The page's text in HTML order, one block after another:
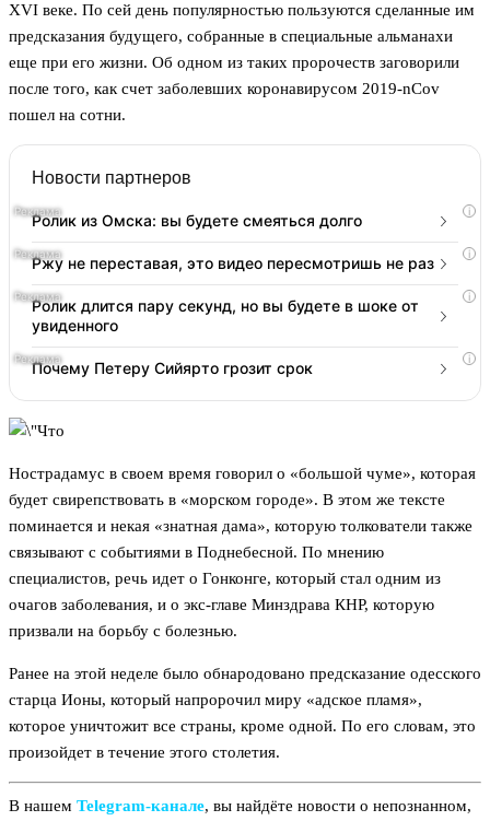
XVI веке. По сей день популярностью пользуются сделанные им
предсказания будущего, собранные в специальные альманахи
еще при его жизни. Об одном из таких пророчеств заговорили
после того, как счет заболевших коронавирусом 2019-nCov
пошел на сотни.
Новости партнеров
i
Ролик из Омска: вы будете смеяться долго
i
Ржу не переставая, это видео пересмотришь не раз
i
Ролик длится пару секунд, но вы будете в шоке от
увиденного
i
Почему Петеру Сийярто грозит срок
Нострадамус в своем время говорил о «большой чуме», которая
будет свирепствовать в «морском городе». В этом же тексте
поминается и некая «знатная дама», которую толкователи также
связывают с событиями в Поднебесной. По мнению
специалистов, речь идет о Гонконге, который стал одним из
очагов заболевания, и о экс-главе Минздрава КНР, которую
призвали на борьбу с болезнью.
Ранее на этой неделе было обнародовано предсказание одесского
старца Ионы, который напророчил миру «адское пламя»,
которое уничтожит все страны, кроме одной. По его словам, это
произойдет в течение этого столетия.
В нашем Telegram‑канале, вы найдёте новости о непознанном,